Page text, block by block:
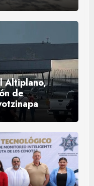
Altiplano,
de